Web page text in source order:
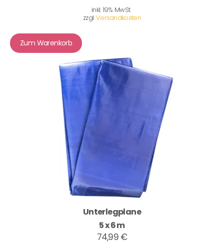
inkl. 19% MwSt.
zzgl.Versandkosten
Zum Warenkorb
Unterlegplane
5 x 6 m
74,99 €